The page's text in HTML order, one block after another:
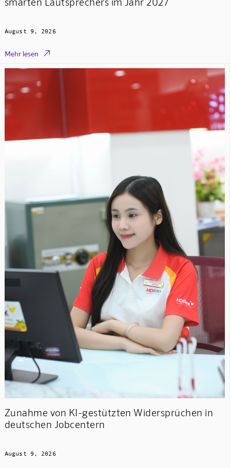
August 9, 2026
Mehr lesen 
Zunahme von KI-gestützten Widersprüchen in
deutschen Jobcentern
August 9, 2026